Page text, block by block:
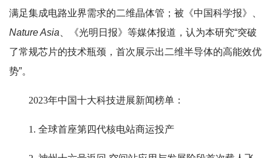
满足集成电路业界需求的二维晶体管；被《中国科学报》、
Nature Asia 、《光明日报》等媒体报道，认为本研究“突破
了常规芯片的技术瓶颈，首次展示出二维半导体的高能效优
势”。
2023年中国十大科技进展新闻榜单：
1. 全球首座第四代核电站商运投产